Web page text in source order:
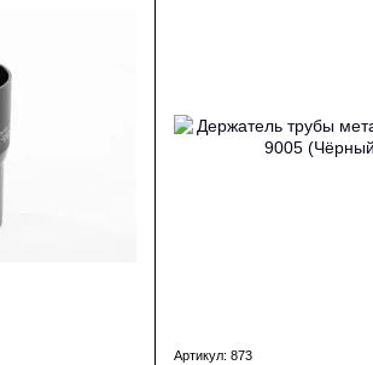
Артикул: 873